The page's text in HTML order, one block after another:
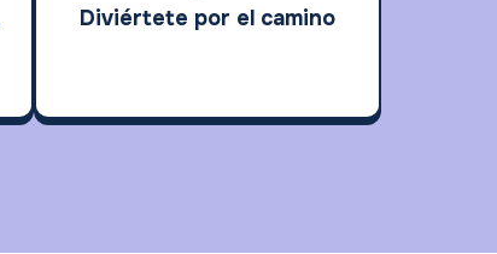
Diviértete por el camino